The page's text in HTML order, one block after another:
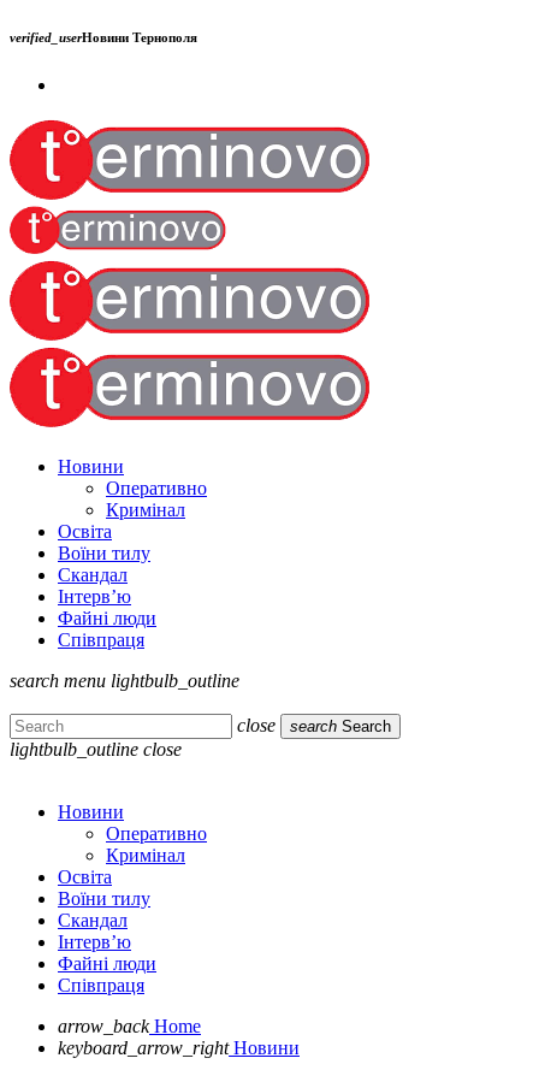
verified_userНовини Тернополя
Новини
Оперативно
Кримінал
Освіта
Воїни тилу
Скандал
Інтерв’ю
Файні люди
Співпраця
search menu lightbulb_outline
close search Search
lightbulb_outline close
Новини
Оперативно
Кримінал
Освіта
Воїни тилу
Скандал
Інтерв’ю
Файні люди
Співпраця
arrow_back Home
keyboard_arrow_right Новини